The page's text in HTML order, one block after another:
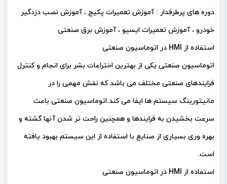
دوره های پرطرفدار : آموزش تعمیرات پکیج ، آموزش نصب دزدگیر
خودرو ، آموزش تعمیرات ایسیو ، آموزش برق صنعتی
استفاده از HMI در اتوماسیون صنعتی
اتوماسیون صنعتی یکی از بهترین اختراعات بشر برای انجام و کنترل
فرایندهای صنعتی مختلف می باشد که نقش مهمی را در
مانیتورینگ سیستم ها ایفا می کند.اتوماسیون صنعتی باعث
سرعت بخشیدن به فرایندها و همچنین راحت تر شدن آنها گشته و
بهره وری بسیاری از صنایع با استفاده از این سیستم بهبود یافته
است.
استفاده از HMI در اتوماسیون صنعتی